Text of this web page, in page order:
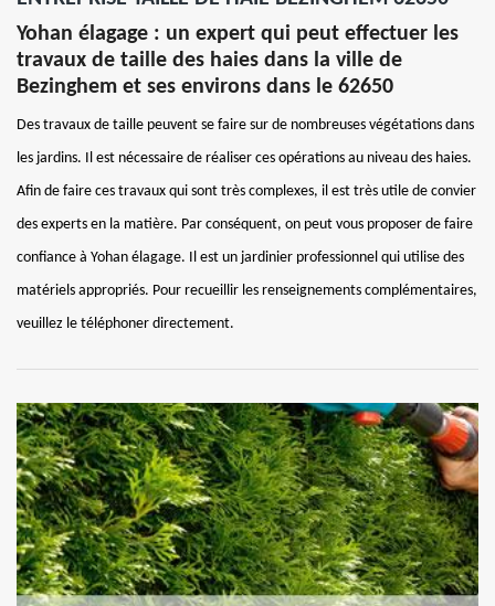
Yohan élagage : un expert qui peut effectuer les
travaux de taille des haies dans la ville de
Bezinghem et ses environs dans le 62650
Des travaux de taille peuvent se faire sur de nombreuses végétations dans
les jardins. Il est nécessaire de réaliser ces opérations au niveau des haies.
Afin de faire ces travaux qui sont très complexes, il est très utile de convier
des experts en la matière. Par conséquent, on peut vous proposer de faire
confiance à Yohan élagage. Il est un jardinier professionnel qui utilise des
matériels appropriés. Pour recueillir les renseignements complémentaires,
veuillez le téléphoner directement.